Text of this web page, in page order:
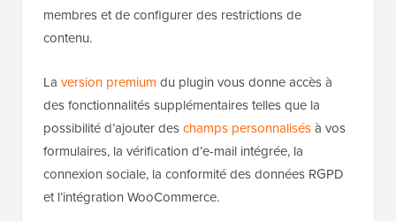
membres et de configurer des restrictions de
contenu.
La version premium du plugin vous donne accès à
des fonctionnalités supplémentaires telles que la
possibilité d’ajouter deschamps personnalisésà vos
formulaires, la vérification d’e-mail intégrée, la
connexion sociale, la conformité des données RGPD
et l’intégration WooCommerce.